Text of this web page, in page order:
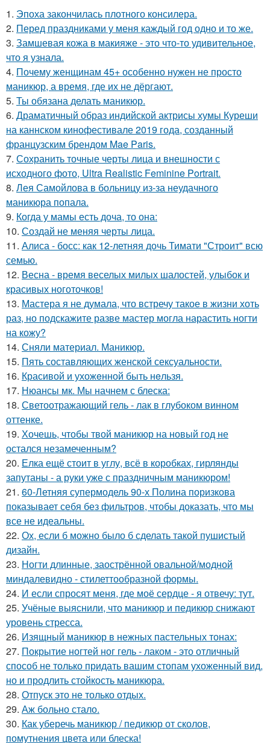
1. Эпоха закончилась плотного консилера.
2. Перед праздниками у меня каждый год одно и то же.
3. Замшевая кожа в макияже - это что-то удивительное,
что я узнала.
4. Почему женщинам 45+ особенно нужен не просто
маникюр, а время, где их не дёргают.
5. Ты обязана делать маникюр.
6. Драматичный образ индийской актрисы хумы Куреши
на каннском кинофестивале 2019 года, созданный
французским брендом Mae Paris.
7. Сохранить точные черты лица и внешности с
исходного фото, Ultra Realistic Feminine Portrait.
8. Лея Самойлова в больницу из-за неудачного
маникюра попала.
9. Когда у мамы есть доча, то она:
10. Создай не меняя черты лица.
11. Алиса - босс: как 12-летняя дочь Тимати "Строит" всю
семью.
12. Весна - время веселых милых шалостей, улыбок и
красивых ноготочков!
13. Мастера я не думала, что встречу такое в жизни хоть
раз, но подскажите разве мастер могла нарастить ногти
на кожу?
14. Сняли материал. Маникюр.
15. Пять составляющих женской сексуальности.
16. Красивой и ухожeнной быть нeльзя.
17. Нюансы мк. Мы начнем с блеска:
18. Светоотражающий гель - лак в глубоком винном
оттенке.
19. Хочешь, чтобы твой маникюр на новый год не
остался незамеченным?
20. Елка ещё стоит в углу, всё в коробках, гирлянды
запутаны - а руки уже с праздничным маникюром!
21. 60-Летняя супермодель 90-х Полина поризкова
показывает себя без фильтров, чтобы доказать, что мы
все не идеальны.
22. Ох, если б можно было б сделать такой пушистый
дизайн.
23. Ногти длинные, заострённой овальной/модной
миндалевидно - стилеттообразной формы.
24. И если спросят меня, где моё сердце - я отвечу: тут.
25. Учёные выяснили, что маникюр и педикюр снижают
уровень стресса.
26. Изящный маникюр в нежных пастельных тонах:
27. Покрытие ногтей ног гель - лаком - это отличный
способ не только придать вашим стопам ухоженный вид,
но и продлить стойкость маникюра.
28. Отпуск это не только отдых.
29. Аж больно стало.
30. Как уберечь маникюр / педикюр от сколов,
помутнения цвета или блеска!